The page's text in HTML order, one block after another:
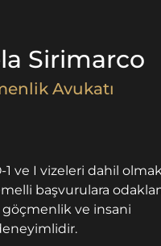
Sirimarco
Avukatı
1 ve I vizeleri dahil olmak
başvurulara
göçmenlik ve insani